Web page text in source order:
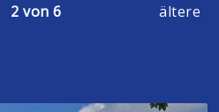
2 von 6 ältere